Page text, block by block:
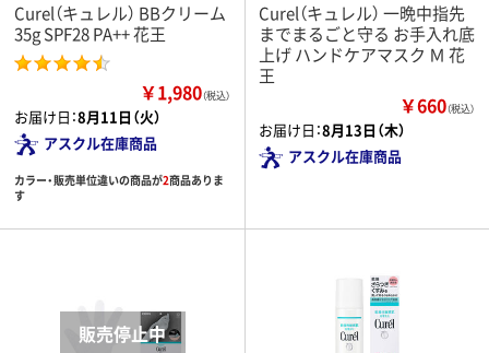
Curel（キュレル） BBクリーム
35g SPF28 PA++ 花王
￥1,980（税込）
お届け日：8月11日（火）
アスクル在庫商品
カラー・販売単位違いの商品が2商品ありま
す
Curel（キュレル） 一晩中指先
までまるごと守る お手入れ底
上げ ハンドケアマスク Ｍ 花
王
￥660（税込）
お届け日：8月13日（木）
アスクル在庫商品